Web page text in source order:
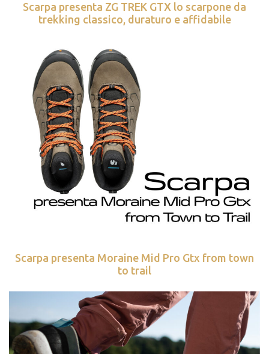
Scarpa presenta ZG TREK GTX lo scarpone da
trekking classico, duraturo e affidabile
Scarpa presenta Moraine Mid Pro Gtx from town
to trail